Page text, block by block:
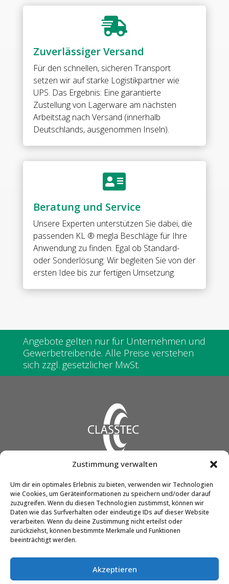
Zustimmung verwalten
Um dir ein optimales Erlebnis zu bieten, verwenden wir Technologien
wie Cookies, um Geräteinformationen zu speichern und/oder darauf
zuzugreifen. Wenn du diesen Technologien zustimmst, können wir
Daten wie das Surfverhalten oder eindeutige IDs auf dieser Website
verarbeiten. Wenn du deine Zustimmung nicht erteilst oder
zurückziehst, können bestimmte Merkmale und Funktionen
beeinträchtigt werden.
Akzeptieren
CL
base:
brass
finish:
nickel
(stainless
steel
tempered
glass
Menge

Zuverlässiger Versand
Für den schnellen, sicheren Transport
setzen wir auf starke Logistikpartner wie
UPS. Das Ergebnis: Eine garantierte
Zustellung von Lagerware am nächsten
Arbeitstag nach Versand (innerhalb
Deutschlands, ausgenommen Inseln).

Beratung und Service
Unsere Experten unterstützen Sie dabei, die
passenden KL ® megla Beschläge für Ihre
Anwendung zu finden. Egal ob Standard-
oder Sonderlösung: Wir begleiten Sie von der
ersten Idee bis zur fertigen Umsetzung.
Angebote gelten nur für Unternehmen und
Gewerbetreibende. Alle Preise verstehen
sich zzgl. gesetzlicher MwSt.
CLASSTEC GmbH & Co. KG
Friedrich-Engels-Str. 12
51545 Waldbröl
Telefon:02291 / 90298-0
E-Mail:info@classtec.de